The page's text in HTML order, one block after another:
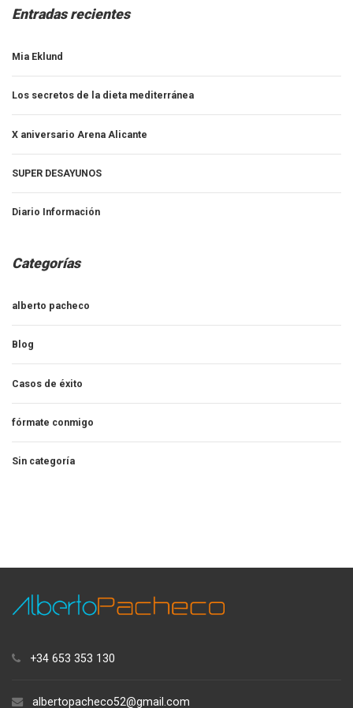
Entradas recientes
Mia Eklund
Los secretos de la dieta mediterránea
X aniversario Arena Alicante
SUPER DESAYUNOS
Diario Información
Categorías
alberto pacheco
Blog
Casos de éxito
fórmate conmigo
Sin categoría
+34 653 353 130
albertopacheco52@gmail.com